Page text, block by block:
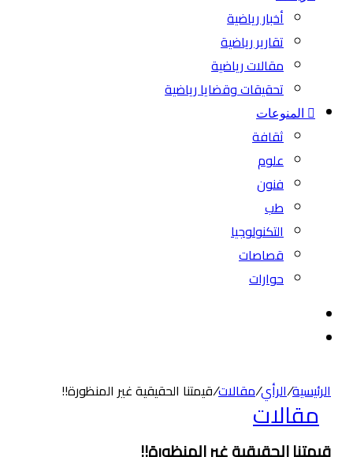
أخبار رياضية
تقارير رياضية
مقالات رياضية
تحقيقات وقضايا رياضية
المنوعات
ثقافة
علوم
فنون
طب
التكنولوجيا
قصاصات
حوارات
الرئيسية/الرأي/مقالات/قيمتنا الحقيقية غير المنظورة!!
مقالات
قيمتنا الحقيقية غير المنظورة!!